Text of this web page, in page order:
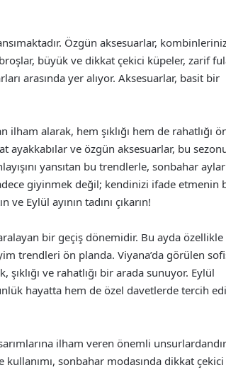
Özgün aksesuarlar,
büyük ve dikkat çekici küpeler, zarif
arasında yer alıyor. Aksesuarlar, basit bir
ilham alarak, hem şıklığı hem de rahatlığı
ayakkabılar ve özgün aksesuarlar, bu
yansıtan bu trendlerle, sonbahar
giyinmek değil; kendinizi ifade etmenin
Eylül ayının tadını çıkarın!
bir geçiş dönemidir. Bu ayda özellikle
trendleri ön planda. Viyana’da görülen
ve rahatlığı bir arada sunuyor. Eylül
hayatta hem de özel davetlerde tercih
ilham veren önemli
kullanımı, sonbahar modasında dikkat